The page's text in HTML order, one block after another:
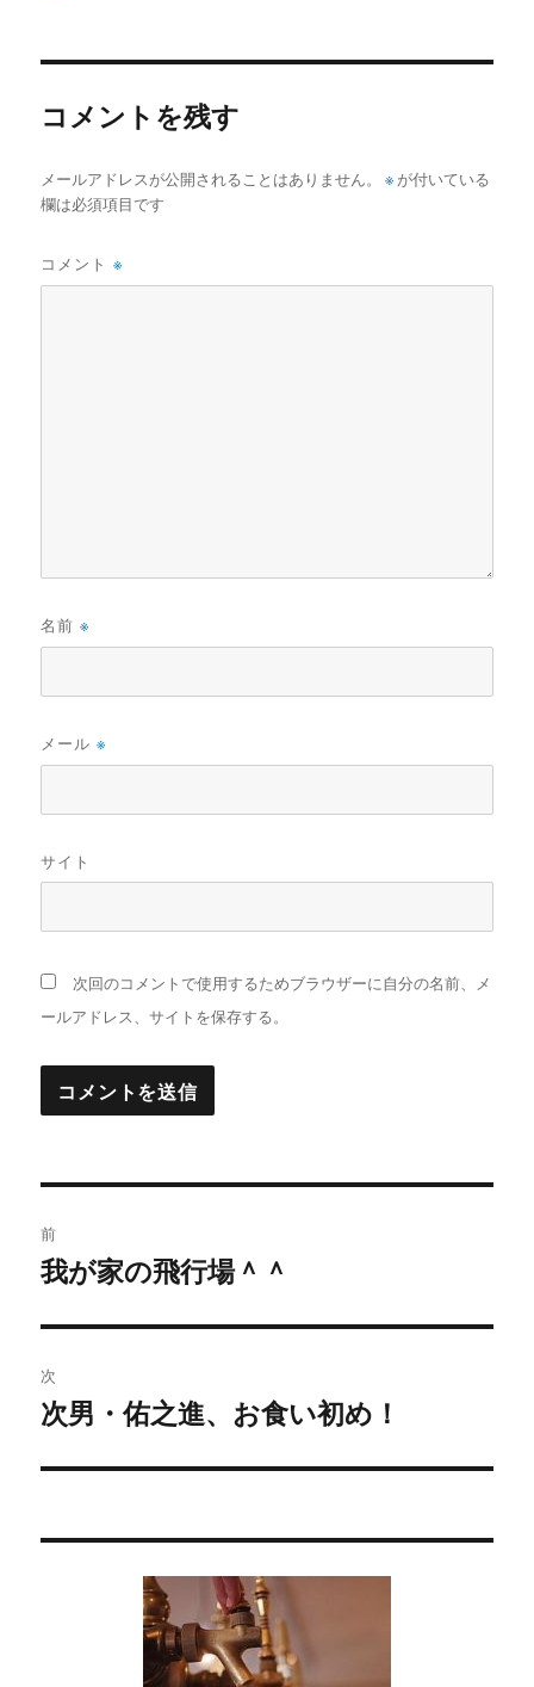
コメントを残す
メールアドレスが公開されることはありません。 ※ が付いている
欄は必須項目です
コメント※
名前※
メール※
サイト
次回のコメントで使用するためブラウザーに自分の名前、メ
ールアドレス、サイトを保存する。
稿
ビ
ゲ
ー
前
過
の
投
稿:
我が家の飛行場＾＾
次
次
投
次男・佑之進、お食い初め！